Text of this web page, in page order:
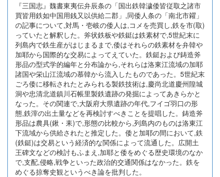
『三国志』魏書東夷伝弁辰条の「国出鉄韓濊倭皆従取之諸市
買皆用鉄如中国用銭又以供給二郡」,同倭人条の「南北市糴」
の記事について,対馬・壱岐の倭人は,コメを売買し,鉄を市(取)
っていたと解釈した。斧状鉄板や鉄鋌は鉄素材で,5世紀末に
列島内で鉄生産がはじまるまで,倭はそれらの鉄素材を弁韓や
加耶から国際的な交易によってえていた。鉄鋌および鋳造斧
形品の型式学的編年と分布論から,それらは洛東江流域の加耶
諸国や栄山江流域の慕韓から流入したものであった。5世紀末
ごろ倭に移転されたとみられる製鉄技術は,慶尚北道慶州隍城
洞や忠清北道鎮川石帳里製鉄遺跡の発掘によってあきらかと
なった。その関連で,大阪府大県遺跡の年代,フイゴ羽口の形
態,鉄滓の出土量などを再検討すべきことを提唱した。鋳造斧
形品は農具(鍬・耒)で,形態の比較から,列島内のものは洛東江
下流域から供給されたと推定した。倭と加耶の間において,鉄
(鉄鋌)は交易という経済的な関係によって流通した。広開土
王碑文などの検討もふまえ,加耶と倭をめぐる歴史環境のなか
で,支配,侵略,戦争といった政治的交通関係はなかった。鉄を
めぐる掠奪史観というべき論を批判した。